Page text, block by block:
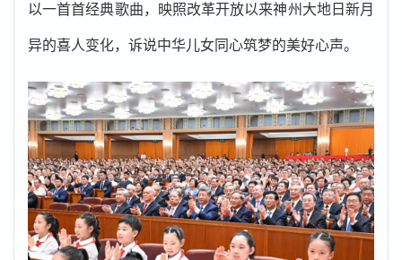
以一首首经典歌曲，映照改革开放以来神州大地日新月
异的喜人变化，诉说中华儿女同心筑梦的美好心声。